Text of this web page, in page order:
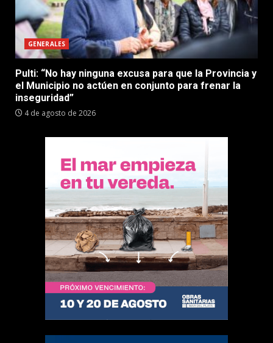
GENERALES
Pulti: “No hay ninguna excusa para que la Provincia y
el Municipio no actúen en conjunto para frenar la
inseguridad”
4 de agosto de 2026